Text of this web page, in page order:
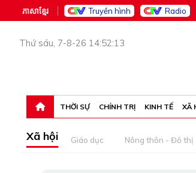
ភាសាខ្មែរ Truyền hình Radio
Thứ sáu, 7-8-26 14:52:13
THỜI SỰ CHÍNH TRỊ KINH TẾ XÃ
Xã hội Giáo dục Nông thôn - Đô thị